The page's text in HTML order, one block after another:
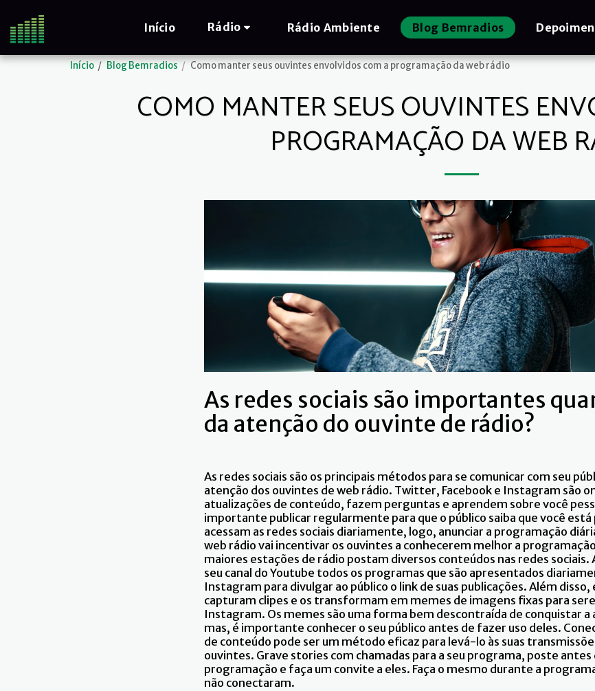
Início Rádio Rádio Ambiente Blog Bemradios
Início Blog Bemradios Como manter seus ouvintes envolvidos com a programação da web rádio
COMO MANTER SEUS OUVINTES
PROGRAMAÇÃO DA WEB
As redes sociais são importantes
da atenção do ouvinte de rádio?
As redes sociais são os principais métodos para se comunicar com seu
atenção dos ouvintes de web rádio. Twitter, Facebook e Instagram são
atualizações de conteúdo, fazem perguntas e aprendem sobre você
importante publicar regularmente para que o público saiba que você está
acessam as redes sociais diariamente, logo, anunciar a programação
web rádio vai incentivar os ouvintes a conhecerem melhor a
maiores estações de rádio postam diversos conteúdos nas redes sociais.
seu canal do Youtube todos os programas que são apresentados
Instagram para divulgar ao público o link de suas publicações. Além
capturam clipes e os transformam em memes de imagens fixas para
Instagram. Os memes são uma forma bem descontraída de conquistar a
mas, é importante conhecer o seu público antes de fazer uso deles.
de conteúdo pode ser um método eficaz para levá-lo às suas
ouvintes. Grave stories com chamadas para a seu programa, poste antes
programação e faça um convite a eles. Faça o mesmo durante a
não conectaram.